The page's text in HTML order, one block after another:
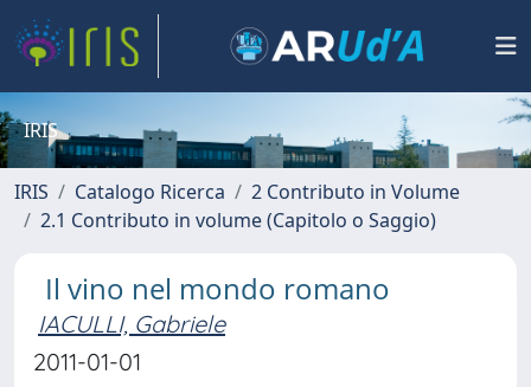
IRIS
IRIS Catalogo Ricerca
2 Contributo in Volume
2.1 Contributo in volume (Capitolo o Saggio)
Il vino nel mondo romano
IACULLI, Gabriele
2011-01-01